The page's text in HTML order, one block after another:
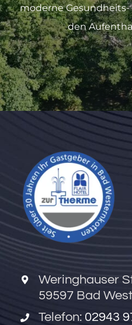
moderne
den
Weringhauser
59597 Bad
Telefon: 02943